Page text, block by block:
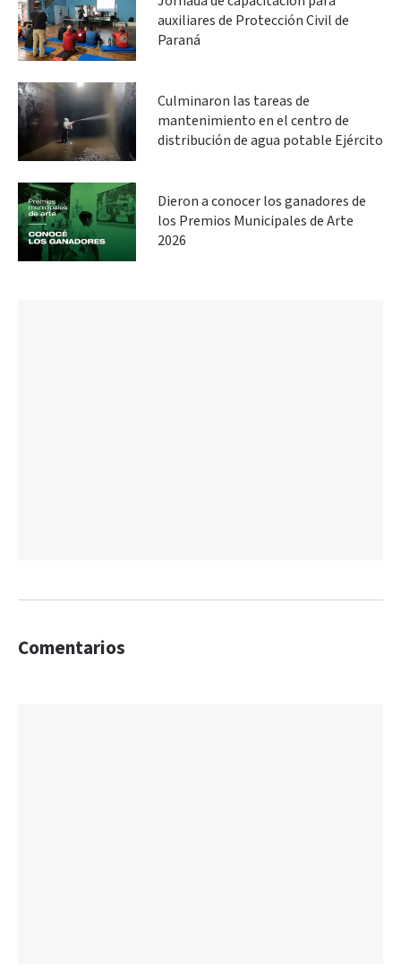
auxiliares de Protección Civil de
Paraná
Culminaron las tareas de
mantenimiento en el centro de
distribución de agua potable Ejército
Dieron a conocer los ganadores de
los Premios Municipales de Arte
2026
Comentarios